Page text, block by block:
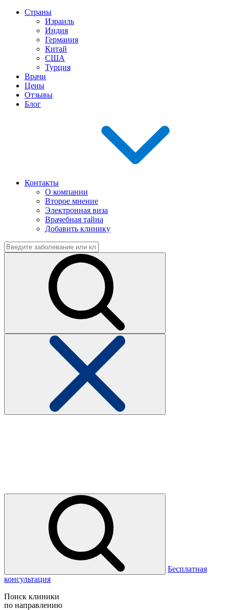
Страны
Израиль
Индия
Германия
Китай
США
Турция
Врачи
Цены
Отзывы
Блог
Контакты
О компании
Второе мнение
Электронная виза
Врачебная тайна
Добавить клинику
Бесплатная
консультация
Поиск клиники
по направлению